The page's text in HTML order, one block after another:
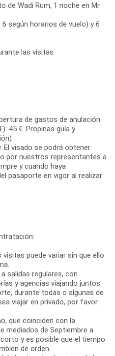
de Wadi Rum, 1 noche en Mr
según horarios de vuelo) y 6
las visitas
de gastos de anulación
45 €. Propinas guía y
El visado se podrá obtener
por nuestros representantes a
y cuando haya
pasaporte en vigor al realizar
puede variar sin que ello
salidas regulares, con
y agencias viajando juntos
durante todas o algunas de
viajar en privado, por favor
que coinciden con la
mediados de Septiembre a
y es posible que el tiempo
de orden.